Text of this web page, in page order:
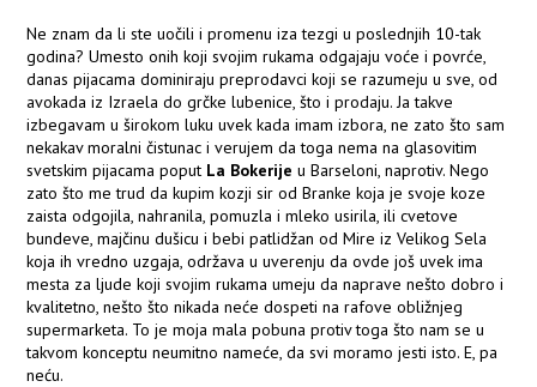
Ne znam da li ste uočili i promenu iza tezgi u poslednjih 10-tak
godina? Umesto onih koji svojim rukama odgajaju voće i povrće,
danas pijacama dominiraju preprodavci koji se razumeju u sve, od
avokada iz Izraela do grčke lubenice, što i prodaju. Ja takve
izbegavam u širokom luku uvek kada imam izbora, ne zato što sam
nekakav moralni čistunac i verujem da toga nema na glasovitim
svetskim pijacama poput La Bokerije u Barseloni, naprotiv. Nego
zato što me trud da kupim kozji sir od Branke koja je svoje koze
zaista odgojila, nahranila, pomuzla i mleko usirila, ili cvetove
bundeve, majčinu dušicu i bebi patlidžan od Mire iz Velikog Sela
koja ih vredno uzgaja, održava u uverenju da ovde još uvek ima
mesta za ljude koji svojim rukama umeju da naprave nešto dobro i
kvalitetno, nešto što nikada neće dospeti na rafove obližnjeg
supermarketa. To je moja mala pobuna protiv toga što nam se u
takvom konceptu neumitno nameće, da svi moramo jesti isto. E, pa
neću.